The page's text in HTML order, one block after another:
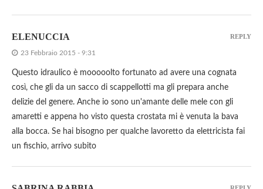
ELENUCCIA
23 Febbraio 2015 - 9:31
Questo idraulico è mooooolto fortunato ad avere una cognata
così, che gli da un sacco di scappellotti ma gli prepara anche
delizie del genere. Anche io sono un'amante delle mele con gli
amaretti e appena ho visto questa crostata mi è venuta la bava
alla bocca. Se hai bisogno per qualche lavoretto da elettricista fai
un fischio, arrivo subito
REPLY